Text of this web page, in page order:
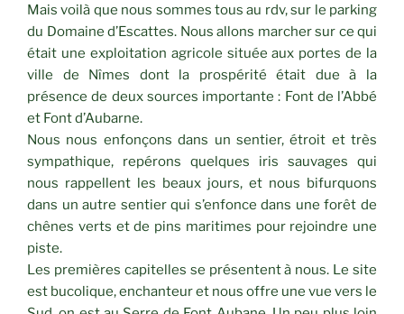
Mais voilà que nous sommes tous au rdv, sur le parking
du Domaine d’Escattes. Nous allons marcher sur ce qui
était une exploitation agricole située aux portes de la
ville de Nîmes dont la prospérité était due à la
présence de deux sources importante : Font de l’Abbé
et Font d’Aubarne.
Nous nous enfonçons dans un sentier, étroit et très
sympathique, repérons quelques iris sauvages qui
nous rappellent les beaux jours, et nous bifurquons
dans un autre sentier qui s’enfonce dans une forêt de
chênes verts et de pins maritimes pour rejoindre une
piste.
Les premières capitelles se présentent à nous. Le site
est bucolique, enchanteur et nous offre une vue vers le